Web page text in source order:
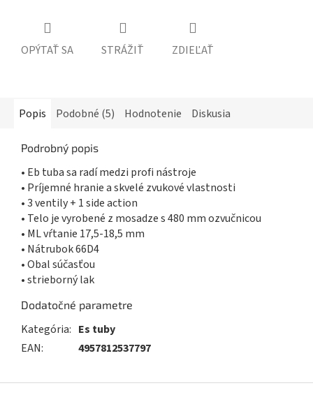
OPÝTAŤ SA STRÁŽIŤ ZDIEĽAŤ
Popis Podobné (5) Hodnotenie Diskusia
Podrobný popis
• Eb tuba sa radí medzi profi nástroje
• Príjemné hranie a skvelé zvukové vlastnosti
• 3 ventily + 1 side action
• Telo je vyrobené z mosadze s 480 mm ozvučnicou
• ML vŕtanie 17,5-18,5 mm
• Nátrubok 66D4
• Obal súčasťou
• strieborný lak
Dodatočné parametre
Kategória: Es tuby
EAN: 4957812537797